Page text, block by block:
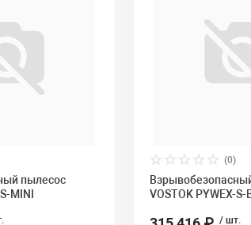
пылесос
MINI
(0)
VOSTOK PYWEX-S-
/ шт.